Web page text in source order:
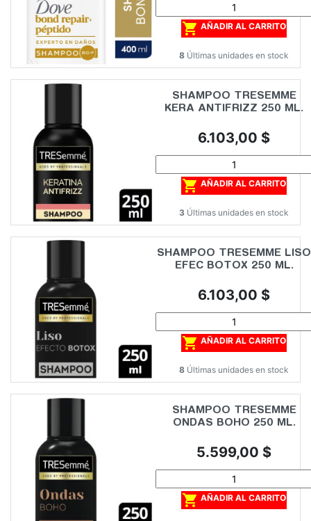
 AÑADIR AL CARRITO
8 Últimas unidades en stock
SHAMPOO TRESEMME
KERA ANTIFRIZZ 250 ML.
Precio
6.103,00 $
 AÑADIR AL CARRITO
3 Últimas unidades en stock
SHAMPOO TRESEMME LISO
EFEC BOTOX 250 ML.
Precio
6.103,00 $
 AÑADIR AL CARRITO
8 Últimas unidades en stock
SHAMPOO TRESEMME
ONDAS BOHO 250 ML.
Precio
5.599,00 $
 AÑADIR AL CARRITO